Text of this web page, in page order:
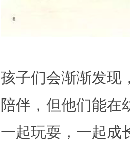
孩子们会渐渐发现
陪伴，但他们能在
一起玩耍，一起成